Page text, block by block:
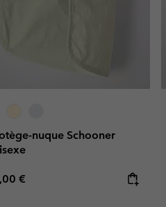
nuque Schooner
price: price:
€